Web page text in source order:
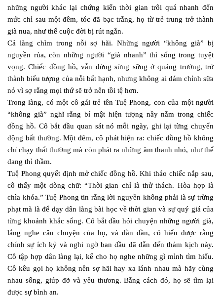
những người khác lại chứng kiến thời gian trôi quá nhanh đến
mức chỉ sau một đêm, tóc đã bạc trắng, họ từ trẻ trung trở thành
già nua, như thể cuộc đời bị rút ngắn.
Cả làng chìm trong nỗi sợ hãi. Những người “không già” bị
nguyền rủa, còn những người “già nhanh” thì sống trong tuyệt
vọng. Chiếc đồng hồ, vẫn đứng sừng sững ở quảng trường, trở
thành biểu tượng của nỗi bất hạnh, nhưng không ai dám chỉnh sữa
nó vì sợ rằng mọi thứ sẽ trở nên tồi tệ hơn.
Trong làng, có một cô gái trẻ tên Tuệ Phong, con của một người
“không già” nghĩ rằng bí mật hiện tượng nầy nằm trong chiếc
đồng hồ. Cô bắt đầu quan sát nó mỗi ngày, ghi lại từng chuyển
động bất thường. Một đêm, cô phát hiện ra: chiếc đồng hồ không
chỉ chạy thất thường mà còn phát ra những âm thanh nhỏ, như thể
đang thì thầm.
Tuệ Phong quyết định mở chiếc đồng hồ. Khi tháo chiếc nắp sau,
cô thấy một dòng chữ: “Thời gian chỉ là thử thách. Hòa hợp là
chìa khóa.” Tuệ Phong tin rằng lời nguyền không phải là sự trừng
phạt mà là để dạy dân làng bài học về thời gian và sự quý giá của
từng khoảnh khắc sống. Cô bắt đầu hỏi chuyện những người già,
lắng nghe câu chuyện của họ, và dần dần, cô hiểu được rằng
chính sự ích kỷ và nghi ngờ ban đầu đã dẫn đến thảm kịch này.
Cô tập hợp dân làng lại, kể cho họ nghe những gì mình tìm hiểu.
Cô kêu gọi họ không nên sợ hãi hay xa lánh nhau mà hãy cùng
nhau sống, giúp đỡ và yêu thương. Bằng cách đó, họ sẽ tìm lại
được sự bình an.